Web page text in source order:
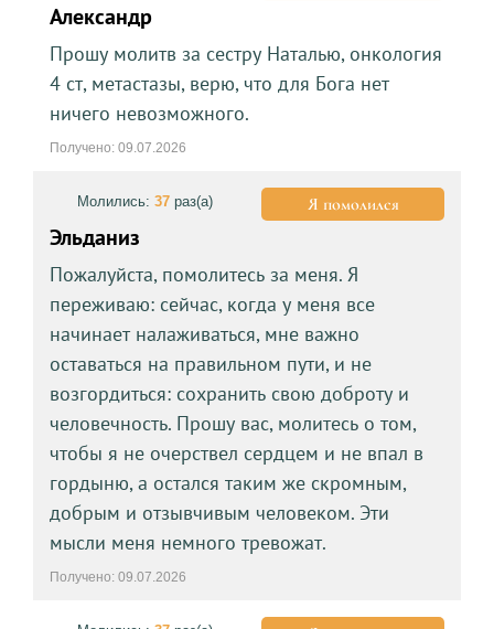
Александр
Прошу молитв за сестру Наталью, онкология
4 ст, метастазы, верю, что для Бога нет
ничего невозможного.
Получено: 09.07.2026
Я помолился
Молились: 37раз(а)
Эльданиз
Пожалуйста, помолитесь за меня. Я
переживаю: сейчас, когда у меня все
начинает налаживаться, мне важно
оставаться на правильном пути, и не
возгордиться: сохранить свою доброту и
человечность. Прошу вас, молитесь о том,
чтобы я не очерствел сердцем и не впал в
гордыню, а остался таким же скромным,
добрым и отзывчивым человеком. Эти
мысли меня немного тревожат.
Получено: 09.07.2026